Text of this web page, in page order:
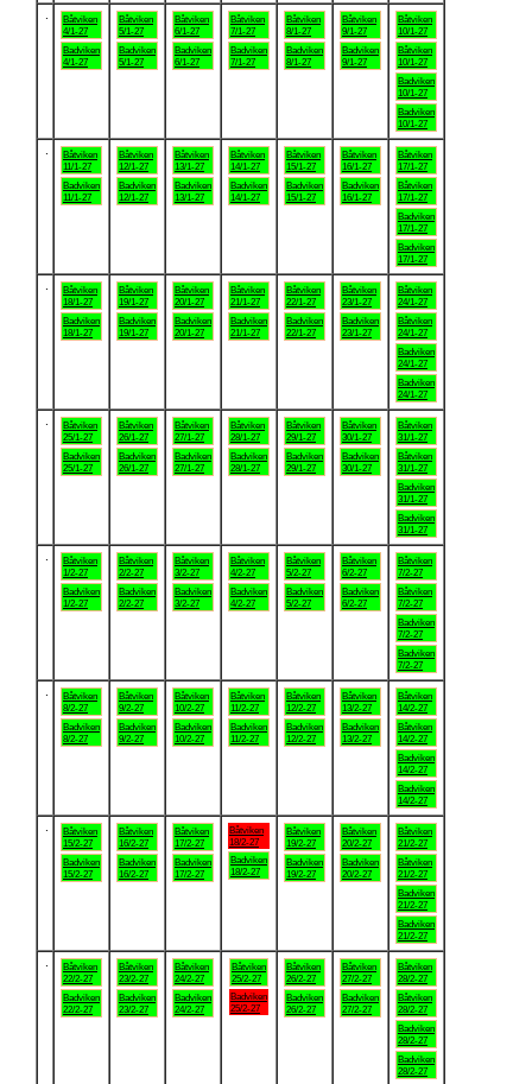
Båtviken
4/1-27
Badviken
4/1-27
Båtviken
5/1-27
Badviken
5/1-27
Båtviken
6/1-27
Badviken
6/1-27
Båtviken
7/1-27
Badviken
7/1-27
Båtviken
8/1-27
Badviken
8/1-27
Båtviken
9/1-27
Badviken
9/1-27
Båtviken
10/1-27
Båtviken
10/1-27
Badviken
10/1-27
Badviken
10/1-27
Båtviken
11/1-27
Badviken
11/1-27
Båtviken
12/1-27
Badviken
12/1-27
Båtviken
13/1-27
Badviken
13/1-27
Båtviken
14/1-27
Badviken
14/1-27
Båtviken
15/1-27
Badviken
15/1-27
Båtviken
16/1-27
Badviken
16/1-27
Båtviken
17/1-27
Båtviken
17/1-27
Badviken
17/1-27
Badviken
17/1-27
Båtviken
18/1-27
Badviken
18/1-27
Båtviken
19/1-27
Badviken
19/1-27
Båtviken
20/1-27
Badviken
20/1-27
Båtviken
21/1-27
Badviken
21/1-27
Båtviken
22/1-27
Badviken
22/1-27
Båtviken
23/1-27
Badviken
23/1-27
Båtviken
24/1-27
Båtviken
24/1-27
Badviken
24/1-27
Badviken
24/1-27
Båtviken
25/1-27
Badviken
25/1-27
Båtviken
26/1-27
Badviken
26/1-27
Båtviken
27/1-27
Badviken
27/1-27
Båtviken
28/1-27
Badviken
28/1-27
Båtviken
29/1-27
Badviken
29/1-27
Båtviken
30/1-27
Badviken
30/1-27
Båtviken
31/1-27
Båtviken
31/1-27
Badviken
31/1-27
Badviken
31/1-27
Båtviken
1/2-27
Badviken
1/2-27
Båtviken
2/2-27
Badviken
2/2-27
Båtviken
3/2-27
Badviken
3/2-27
Båtviken
4/2-27
Badviken
4/2-27
Båtviken
5/2-27
Badviken
5/2-27
Båtviken
6/2-27
Badviken
6/2-27
Båtviken
7/2-27
Båtviken
7/2-27
Badviken
7/2-27
Badviken
7/2-27
Båtviken
8/2-27
Badviken
8/2-27
Båtviken
9/2-27
Badviken
9/2-27
Båtviken
10/2-27
Badviken
10/2-27
Båtviken
11/2-27
Badviken
11/2-27
Båtviken
12/2-27
Badviken
12/2-27
Båtviken
13/2-27
Badviken
13/2-27
Båtviken
14/2-27
Båtviken
14/2-27
Badviken
14/2-27
Badviken
14/2-27
Båtviken
15/2-27
Badviken
15/2-27
Båtviken
16/2-27
Badviken
16/2-27
Båtviken
17/2-27
Badviken
17/2-27
Båtviken
18/2-27
Badviken
18/2-27
Båtviken
19/2-27
Badviken
19/2-27
Båtviken
20/2-27
Badviken
20/2-27
Båtviken
21/2-27
Båtviken
21/2-27
Badviken
21/2-27
Badviken
21/2-27
Båtviken
22/2-27
Badviken
22/2-27
Båtviken
23/2-27
Badviken
23/2-27
Båtviken
24/2-27
Badviken
24/2-27
Båtviken
25/2-27
Badviken
25/2-27
Båtviken
26/2-27
Badviken
26/2-27
Båtviken
27/2-27
Badviken
27/2-27
Båtviken
28/2-27
Båtviken
28/2-27
Badviken
28/2-27
Badviken
28/2-27